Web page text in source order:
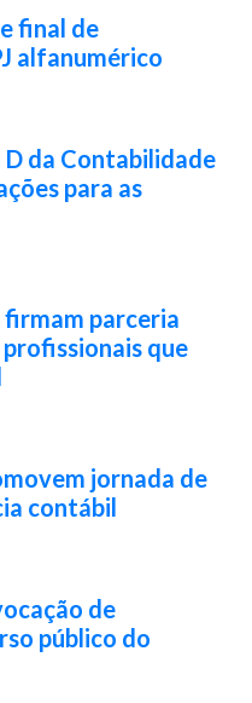
final de
alfanumérico
D da Contabilidade
para as
firmam parceria
que
jornada de
contábil
de
público do